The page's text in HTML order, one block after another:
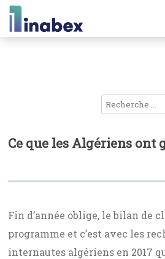
Ce que les Algériens ont
Fin d’année oblige, le bilan de
programme et c’est avec les
internautes algériens en 2017